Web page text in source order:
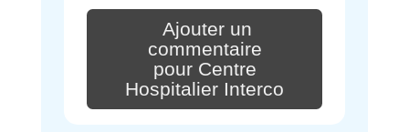
Ajouter un
commentaire
pour Centre
Hospitalier Interco